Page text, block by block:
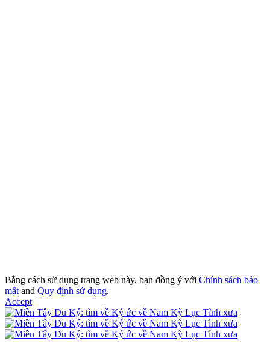
Bằng cách sử dụng trang web này, bạn đồng ý với Chính sách bảo
mật and Quy định sử dụng.
Accept